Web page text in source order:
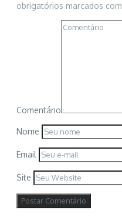
obrigatórios marcados com
Comentário
Nome
Email
Site